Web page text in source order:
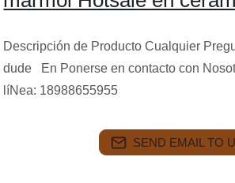
Descripción de Producto Cualquier
dude En Ponerse en contacto con
líNea: 18988655955
SEND EMAIL TO